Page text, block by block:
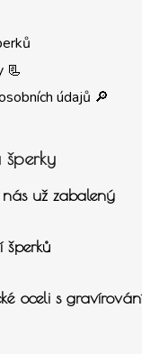
📃
údajů 🔎
už zabalený
oceli s